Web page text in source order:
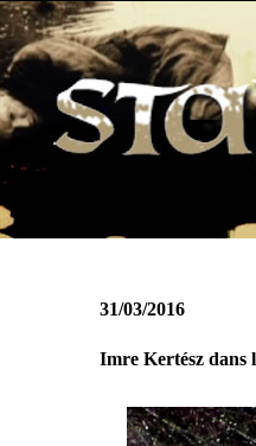
31/03/2016
Imre Kertész dans